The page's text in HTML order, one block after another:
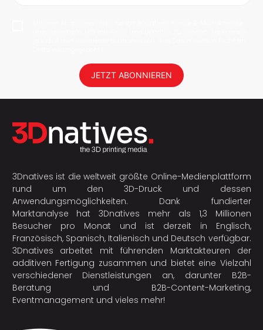
JETZT ABONNIEREN
3Dnatives ist die weltweit größte Online-Medienplattform
rund um den 3D-Druck und dessen
Anwendungsmöglichkeiten. Dank fundierter
Marktanalyse hat 3Dnatives mehr als 1,3 Millionen
Besucher pro Monat und ist derzeit in Englisch,
Französisch, Spanisch, Italienisch und Deutsch verfügbar.
3Dnatives arbeitet mit führenden Marktakteuren der
additiven Fertigung zusammen und bietet eine Vielzahl
verschiedener Dienstleistungen an, darunter B2B-
Beratung und B2B-Content-Marketing,
Eventmanagement und vieles mehr!